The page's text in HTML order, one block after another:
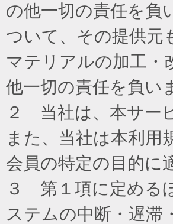
の他一切の責任を負
ついて、その提供元
マテリアルの加工・
他一切の責任を負い
２ 当社は、本サー
また、当社は本利用
会員の特定の目的に
３ 第１項に定める
ステムの中断・遅滞